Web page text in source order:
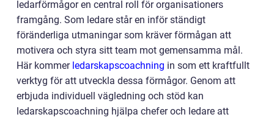
ledarförmågor en central roll för organisationers
framgång. Som ledare står en inför ständigt
föränderliga utmaningar som kräver förmågan att
motivera och styra sitt team mot gemensamma mål.
Här kommer ledarskapscoachning in som ett kraftfullt
verktyg för att utveckla dessa förmågor. Genom att
erbjuda individuell vägledning och stöd kan
ledarskapscoachning hjälpa chefer och ledare att